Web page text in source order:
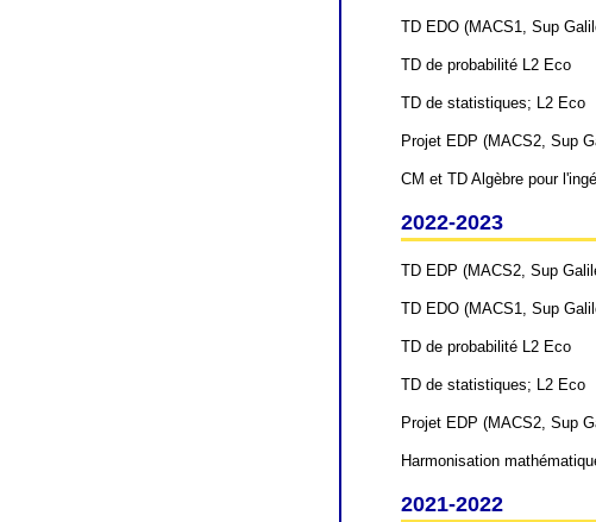
TD EDO (MACS1, Sup
TD de probabilité L2 Eco
TD de statistiques; L2 Eco
Projet EDP (MACS2, Sup
CM et TD Algèbre pour
2022-2023
TD EDP (MACS2, Sup
TD EDO (MACS1, Sup
TD de probabilité L2 Eco
TD de statistiques; L2 Eco
Projet EDP (MACS2, Sup
Harmonisation
2021-2022